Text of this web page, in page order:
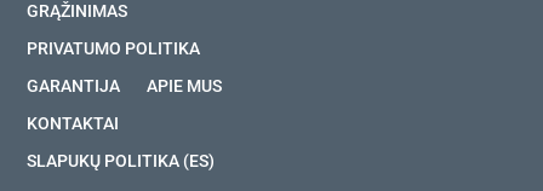
GRĄŽINIMAS
PRIVATUMO POLITIKA
GARANTIJA
APIE MUS
KONTAKTAI
SLAPUKŲ POLITIKA (ES)